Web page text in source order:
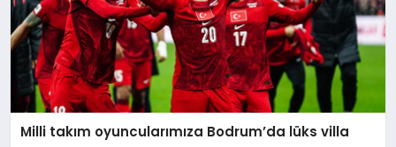
Milli takım oyuncularımıza Bodrum’da lüks villa